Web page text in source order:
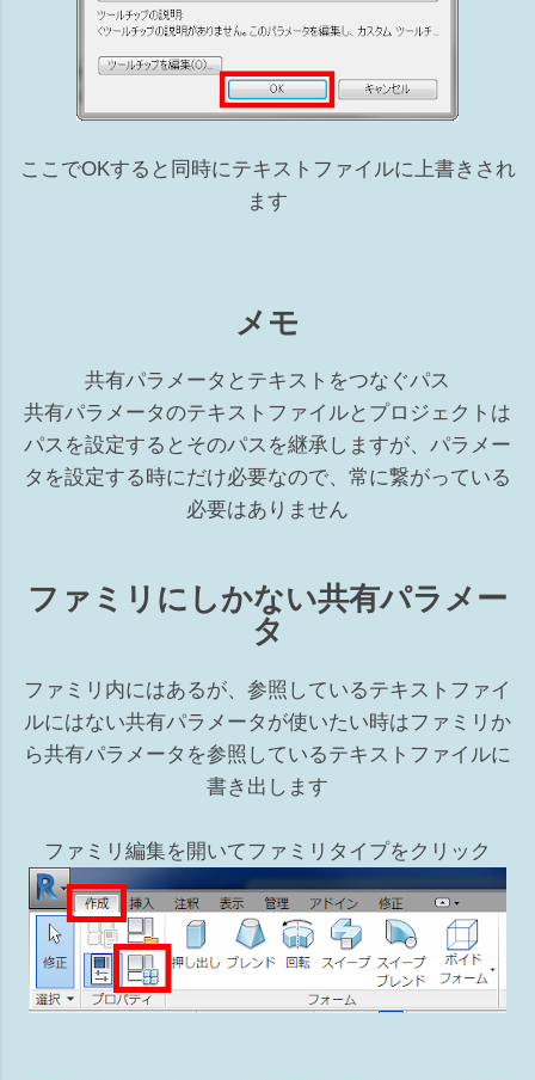
ここでOKすると同時にテキストファイルに上書きされ
ます
メモ
共有パラメータとテキストをつなぐパス
共有パラメータのテキストファイルとプロジェクトは
パスを設定するとそのパスを継承しますが、パラメー
タを設定する時にだけ必要なので、常に繋がっている
必要はありません
ファミリにしかない共有パラメー
タ
ファミリ内にはあるが、参照しているテキストファイ
ルにはない共有パラメータが使いたい時はファミリか
ら共有パラメータを参照しているテキストファイルに
書き出します
ファミリ編集を開いてファミリタイプをクリック